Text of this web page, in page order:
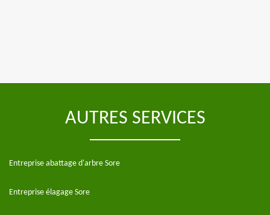
AUTRES SERVICES
Entreprise abattage d'arbre Sore
Entreprise élagage Sore